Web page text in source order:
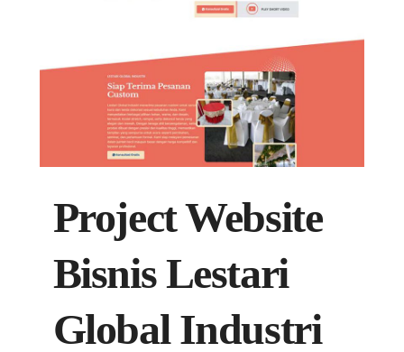
Project Website
Bisnis Lestari
Global Industri